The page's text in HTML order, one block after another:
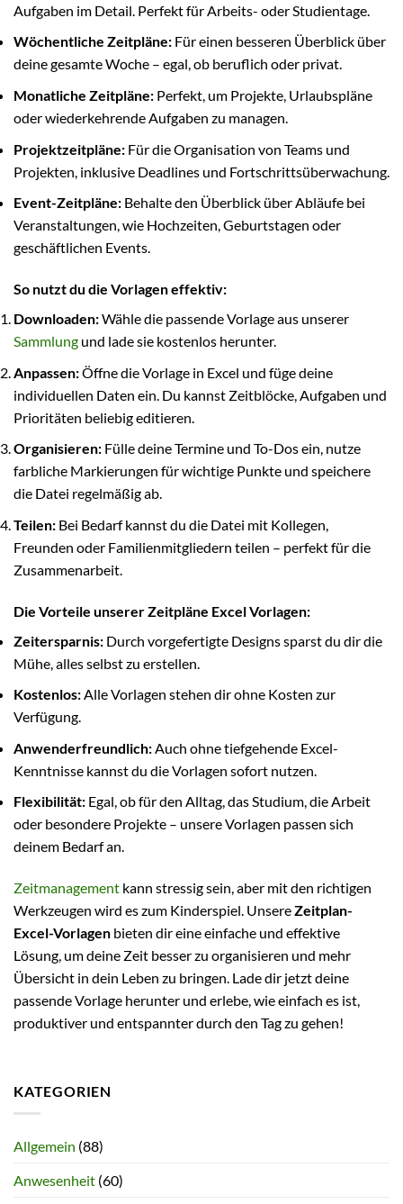
Aufgaben im Detail. Perfekt für Arbeits- oder Studientage.
Wöchentliche Zeitpläne: Für einen besseren Überblick über
deine gesamte Woche – egal, ob beruflich oder privat.
Monatliche Zeitpläne: Perfekt, um Projekte, Urlaubspläne
oder wiederkehrende Aufgaben zu managen.
Projektzeitpläne: Für die Organisation von Teams und
Projekten, inklusive Deadlines und Fortschrittsüberwachung.
Event-Zeitpläne: Behalte den Überblick über Abläufe bei
Veranstaltungen, wie Hochzeiten, Geburtstagen oder
geschäftlichen Events.
So nutzt du die Vorlagen effektiv:
Downloaden:Wähle die passende Vorlage aus unserer
Sammlung und lade sie kostenlos herunter.
Anpassen:Öffne die Vorlage in Excel und füge deine
individuellen Daten ein. Du kannst Zeitblöcke, Aufgaben und
Prioritäten beliebig editieren.
Organisieren: Fülle deine Termine und To-Dos ein, nutze
farbliche Markierungen für wichtige Punkte und speichere
die Datei regelmäßig ab.
Teilen: Bei Bedarf kannst du die Datei mit Kollegen,
Freunden oder Familienmitgliedern teilen – perfekt für die
Zusammenarbeit.
Die Vorteile unserer Zeitpläne Excel Vorlagen:
Zeitersparnis: Durch vorgefertigte Designs sparst du dir die
Mühe, alles selbst zu erstellen.
Kostenlos:Alle Vorlagen stehen dir ohne Kosten zur
Verfügung.
Anwenderfreundlich: Auch ohne tiefgehende Excel-
Kenntnisse kannst du die Vorlagen sofort nutzen.
Flexibilität: Egal, ob für den Alltag, das Studium, die Arbeit
oder besondere Projekte – unsere Vorlagen passen sich
deinem Bedarf an.
Zeitmanagement kann stressig sein, aber mit den richtigen
Werkzeugen wird es zum Kinderspiel. UnsereZeitplan-
Excel-Vorlagen bieten dir eine einfache und effektive
Lösung, um deine Zeit besser zu organisieren und mehr
Übersicht in dein Leben zu bringen. Lade dir jetzt deine
passende Vorlage herunter und erlebe, wie einfach es ist,
produktiver und entspannter durch den Tag zu gehen!
KATEGORIEN
Allgemein (88)
Anwesenheit (60)